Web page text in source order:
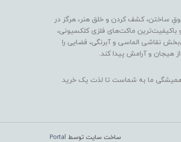
ساختن، کشف کردن و خلق هنر، هرگز در
ماکت‌های فلزی کلکسیونی،
نقاشی الماسی و آبرنگی، فضایی را
هیجان و آرامش پیدا کند.
همیشگی ما به شماست تا لذت یک خرید
ساخت سایت توسط Portal